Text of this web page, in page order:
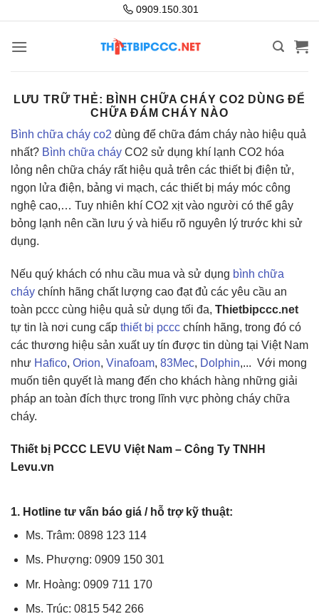
nội
0909.150.301
LƯU TRỮ THẺ: BÌNH CHỮA CHÁY CO2 DÙNG ĐỂ
CHỮA ĐÁM CHÁY NÀO
Bình chữa cháy co2 dùng để chữa đám cháy nào hiệu quả
nhất? Bình chữa cháy CO2 sử dụng khí lạnh CO2 hóa
lỏng nên chữa cháy rất hiệu quả trên các thiết bị điện tử,
ngọn lửa điện, bảng vi mạch, các thiết bị máy móc công
nghệ cao,… Tuy nhiên khí CO2 xịt vào người có thể gây
bỏng lạnh nên cần lưu ý và hiểu rõ nguyên lý trước khi sử
dụng.
Nếu quý khách có nhu cầu mua và sử dụng bình chữa
cháy chính hãng chất lượng cao đạt đủ các yêu cầu an
toàn pccc cùng hiệu quả sử dụng tối đa, Thietbipccc.net
tự tin là nơi cung cấp thiết bị pccc chính hãng, trong đó có
các thương hiệu sản xuất uy tín được tin dùng tại Việt Nam
như Hafico, Orion, Vinafoam, 83Mec, Dolphin,... Với mong
muốn tiên quyết là mang đến cho khách hàng những giải
pháp an toàn đích thực trong lĩnh vực phòng cháy chữa
cháy.
Thiết bị PCCC LEVU Việt Nam – Công Ty TNHH
Levu.vn
1. Hotline tư vấn báo giá / hỗ trợ kỹ thuật:
Ms. Trâm: 0898 123 114
Ms. Phượng: 0909 150 301
Mr. Hoàng: 0909 711 170
Ms. Trúc: 0815 542 266